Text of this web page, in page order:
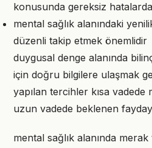
konusunda gereksiz
mental sağlık alanındaki
düzenli takip etmek önemlidir
duygusal denge alanında
için doğru bilgilere ulaşmak
yapılan tercihler kısa vadede
uzun vadede beklenen
mental sağlık alanında